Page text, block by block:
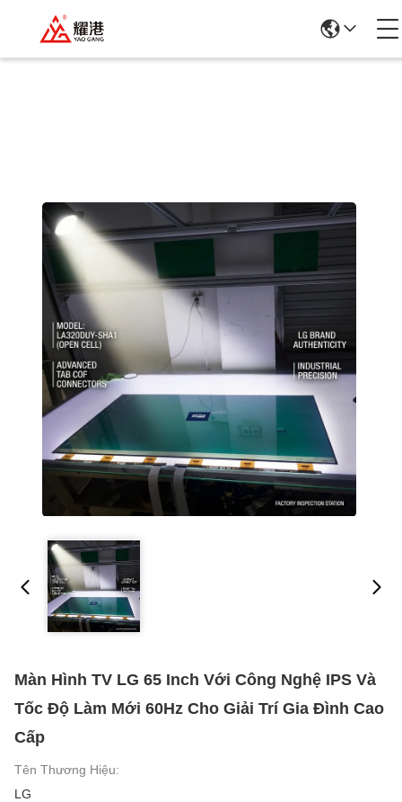
Màn Hình TV LG 65 Inch Với Công Nghệ IPS Và
Tốc Độ Làm Mới 60Hz Cho Giải Trí Gia Đình Cao
Cấp
Tên Thương Hiệu:
LG